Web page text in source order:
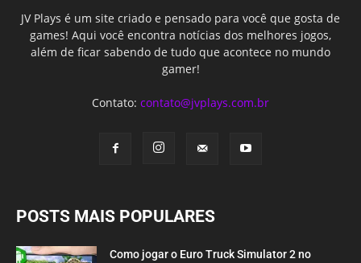
JV Plays é um site criado e pensado para você que gosta de
games! Aqui você encontra notícias dos melhores jogos,
além de ficar sabendo de tudo que acontece no mundo
gamer!
Contato: contato@jvplays.com.br
POSTS MAIS POPULARES
Como jogar o Euro Truck Simulator 2 no